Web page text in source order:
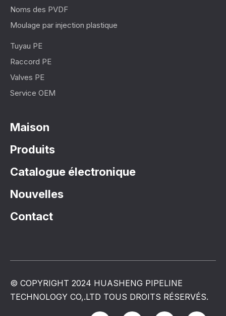
Noms des PVDF
Moulage par injection plastique
Tuyau PE
Raccord PE
Valves PE
Service OEM
Maison
Produits
Catalogue électronique
Nouvelles
Contact
© COPYRIGHT 2024 HUASHENG PIPELINE
TECHNOLOGY CO,.LTD TOUS DROITS RÉSERVÉS.